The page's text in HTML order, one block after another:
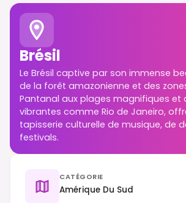
Brésil
Le Brésil captive par son immense
de la forêt amazonienne et des
Pantanal aux plages magnifiques et
vibrantes comme Rio de Janeiro,
tapisserie culturelle de musique, de
festivals.
CATÉGORIE
Amérique Du Sud